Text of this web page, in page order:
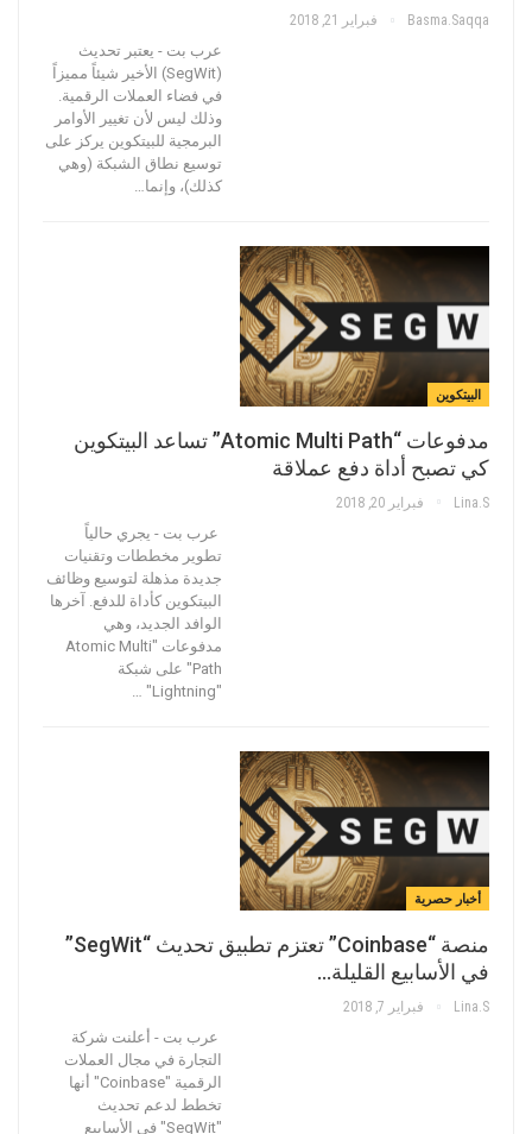
Basma.saqqa فبراير 21, 2018
عرب بت - يعتبر تحديث
(SegWit) الأخير شيئاً مميزاً
في فضاء العملات الرقمية.
وذلك ليس لأن تغيير الأوامر
البرمجية للبيتكوين يركز على
توسيع نطاق الشبكة (وهي
كذلك)، وإنما…
البيتكوين
مدفوعات “Atomic Multi Path” تساعد البيتكوين
كي تصبح أداة دفع عملاقة
Lina.s فبراير 20, 2018
عرب بت - يجري حالياً
تطوير مخططات وتقنيات
جديدة مذهلة لتوسيع وظائف
البيتكوين كأداة للدفع. آخرها
الوافد الجديد، وهي
مدفوعات "Atomic Multi
Path" على شبكة
"Lightning" …
أخبار حصرية
منصة “Coinbase” تعتزم تطبيق تحديث “SegWit”
في الأسابيع القليلة…
Lina.s فبراير 7, 2018
عرب بت - أعلنت شركة
التجارة في مجال العملات
الرقمية "Coinbase" أنها
تخطط لدعم تحديث
"SegWit" في الأسابيع